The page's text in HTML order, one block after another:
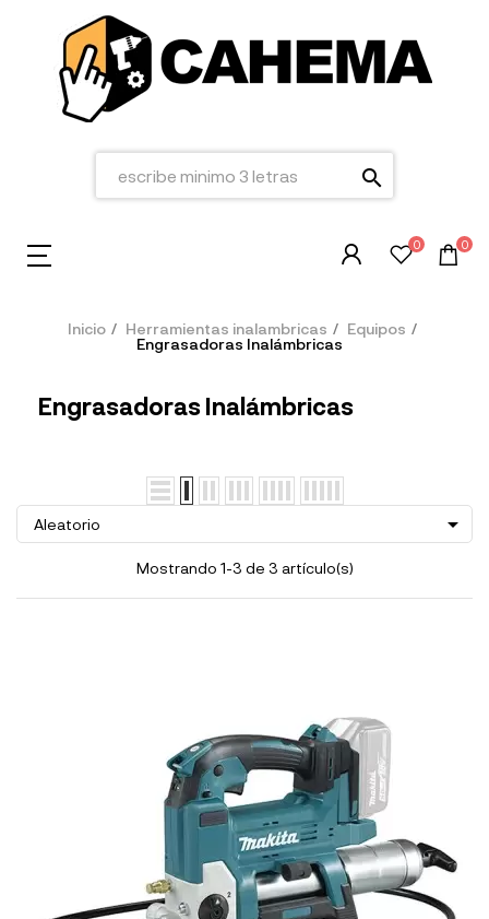
search
0 0
Inicio Herramientas inalambricas
Equipos
Engrasadoras Inalámbricas
Engrasadoras Inalámbricas
Aleatorio 
Mostrando 1-3 de 3 artículo(s)